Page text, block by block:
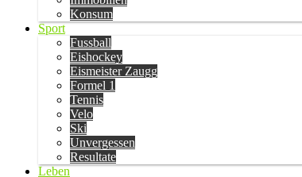
Konsum
Sport
Fussball
Eishockey
Eismeister Zaugg
Formel 1
Tennis
Velo
Ski
Unvergessen
Resultate
Leben